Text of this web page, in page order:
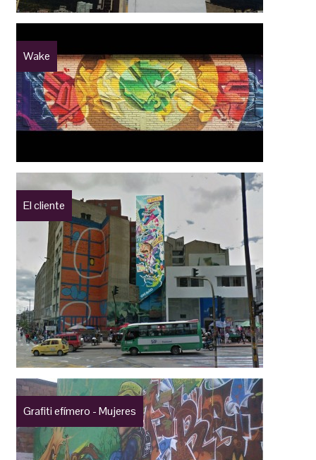
Wake
El cliente
Grafiti efímero - Mujeres